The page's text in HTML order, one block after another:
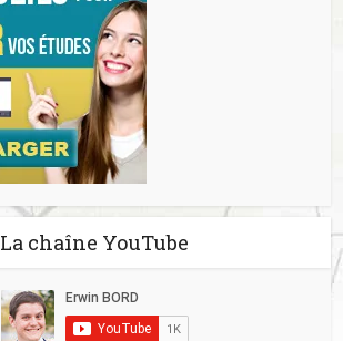
La chaîne YouTube